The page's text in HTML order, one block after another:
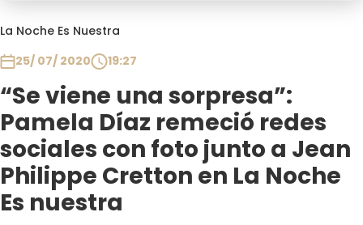
La Noche Es Nuestra
25/ 07/ 2020
19:27
“Se viene una sorpresa”:
Pamela Díaz remeció redes
sociales con foto junto a Jean
Philippe Cretton en La Noche
Es nuestra
Contigo en Directo
Plan Perfecto
El Tiempo
Sabingo
Todos Los Programas